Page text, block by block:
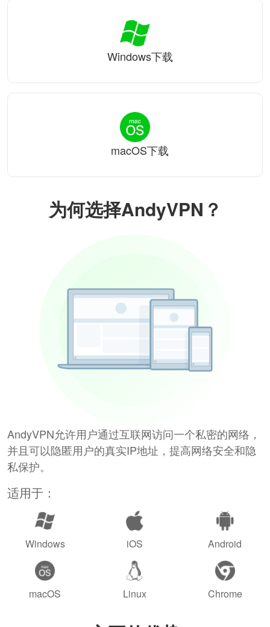
为何选择AndyVPN？
AndyVPN允许用户通过互联网访问一个私密的网络，
并且可以隐匿用户的真实IP地址，提高网络安全和隐
私保护。
适用于：
Windows iOS Android
macOS Linux Chrome
Windows下载
macOS下载